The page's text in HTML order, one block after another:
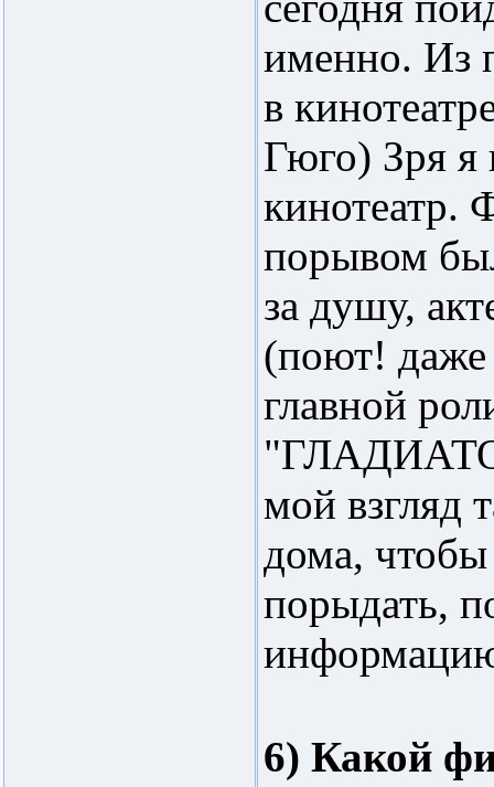
именно. Из
в
Гюго) Зря я
порывом
за душу,
(поют! даже
главной
мой взгляд
дома,
порыдать,
6) Какой